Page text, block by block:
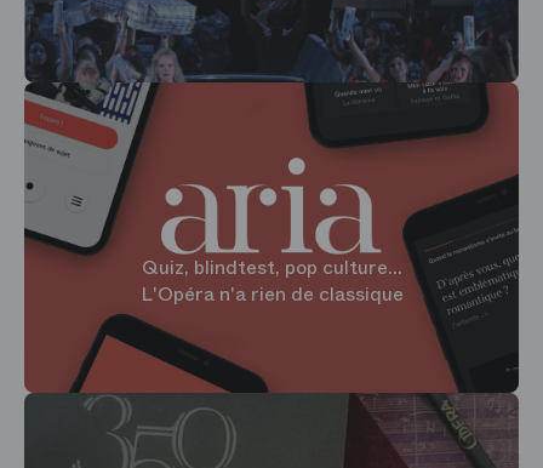
Quiz, blindtest, pop culture...
L'Opéra n'a rien de classique